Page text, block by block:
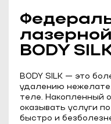
BODY
BODY SILK — это
удалению
теле. Накопленный
оказывать услуги
быстро и